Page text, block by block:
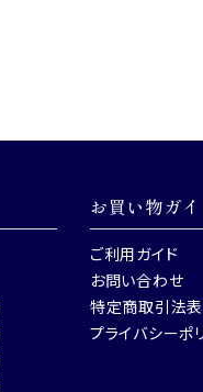
お買い物ガイ
ご利用ガイド
お問い合わせ
特定商取引法
プライバシーポ